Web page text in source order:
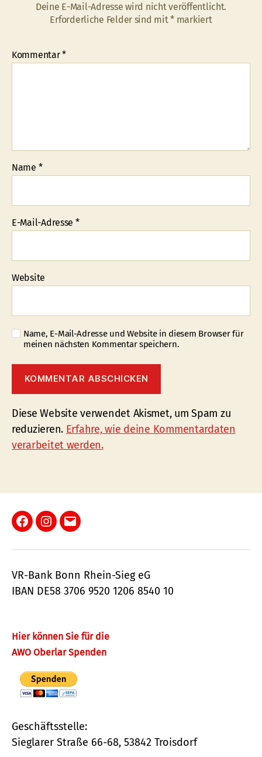
Deine E-Mail-Adresse wird nicht veröffentlicht.
Erforderliche Felder sind mit* markiert
Kommentar*
Name *
E-Mail-Adresse *
Website
Name, E-Mail-Adresse und Website in diesem Browser für
meinen nächsten Kommentar speichern.
Diese Website verwendet Akismet, um Spam zu
reduzieren. Erfahre, wie deine Kommentardaten
verarbeitet werden.
Facebook
Instagram
E-
VR-Bank Bonn Rhein-Sieg eG
IBAN DE58 3706 9520 1206 8540 10
Hier können Sie für die
AWO Oberlar Spenden
Geschäftsstelle:
Sieglarer Straße 66-68, 53842 Troisdorf